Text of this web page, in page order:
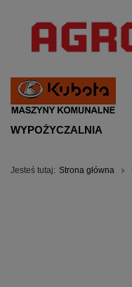
WYPOŻYCZALNIA
Jesteś tutaj: Strona główna